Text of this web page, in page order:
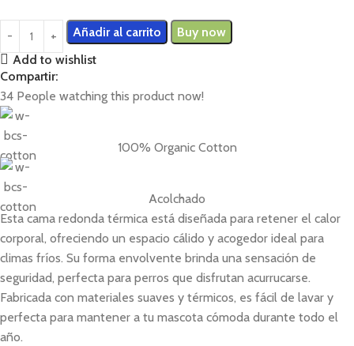
Añadir al carrito
Buy now
Add to wishlist
Compartir:
34 People watching this product now!
100% Organic Cotton
Acolchado
Esta cama redonda térmica está diseñada para retener el calor
corporal, ofreciendo un espacio cálido y acogedor ideal para
climas fríos. Su forma envolvente brinda una sensación de
seguridad, perfecta para perros que disfrutan acurrucarse.
Fabricada con materiales suaves y térmicos, es fácil de lavar y
perfecta para mantener a tu mascota cómoda durante todo el
año.